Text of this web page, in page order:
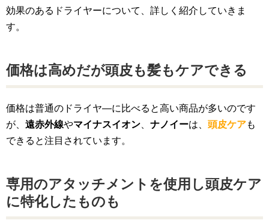
効果のあるドライヤーについて、詳しく紹介していきま
す。
価格は高めだが頭皮も髪もケアできる
価格は普通のドライヤ―に比べると高い商品が多いのです
が、 遠赤外線やマイナスイオン ナノイーは、 頭皮ケアも
できると注目されています。
専用のアタッチメントを使用し頭皮ケア
に特化したものも